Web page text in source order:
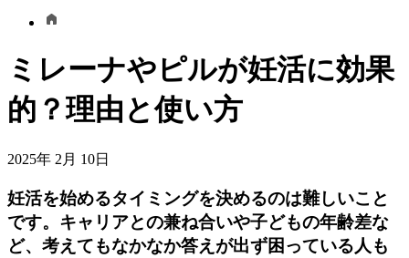
ミレーナやピルが妊活に効果
的？理由と使い方
2025年 2月 10日
妊活を始めるタイミングを決めるのは難しいこと
です。キャリアとの兼ね合いや子どもの年齢差な
ど、考えてもなかなか答えが出ず困っている人も